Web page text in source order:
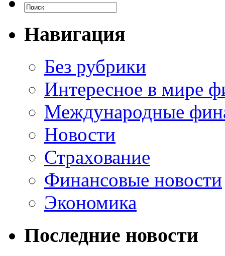
Навигация
Без рубрики
Интересное в мире
Международные
Новости
Страхование
Финансовые новости
Экономика
Последние новости